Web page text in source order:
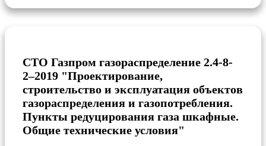
СТО Газпром газораспределение 2.4-8-
2–2019 "Проектирование,
строительство и эксплуатация объектов
газораспределения и газопотребления.
Пункты редуцирования газа шкафные.
Общие технические условия"